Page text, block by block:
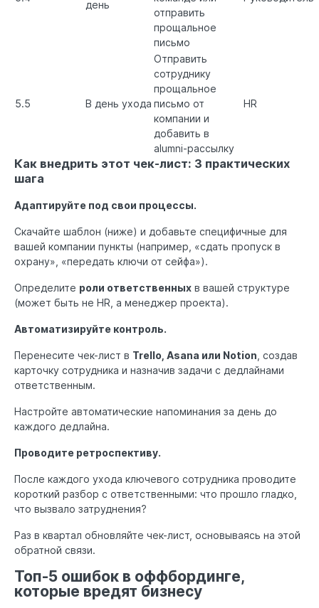
день
отправить
прощальное
письмо
5.5 В день ухода
Отправить
сотруднику
прощальное
письмо от
компании и
добавить в
alumni-рассылку
HR
Как внедрить этот чек-лист: 3 практических
шага
Адаптируйте под свои процессы.
Скачайте шаблон (ниже) и добавьте специфичные для
вашей компании пункты (например, «сдать пропуск в
охрану», «передать ключи от сейфа»).
Определите роли ответственных в вашей структуре
(может быть не HR, а менеджер проекта).
Автоматизируйте контроль.
Перенесите чек-лист в Trello, Asana или Notion , создав
карточку сотрудника и назначив задачи с дедлайнами
ответственным.
Настройте автоматические напоминания за день до
каждого дедлайна.
Проводите ретроспективу.
После каждого ухода ключевого сотрудника проводите
короткий разбор с ответственными: что прошло гладко,
что вызвало затруднения?
Раз в квартал обновляйте чек-лист, основываясь на этой
обратной связи.
Топ-5 ошибок в оффбординге,
которые вредят бизнесу